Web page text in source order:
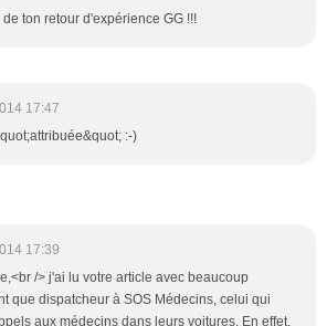
de ton retour d'expérience GG !!!
17:47
:-)
17:39
/> j'ai lu votre article avec beaucoup
que dispatcheur à SOS Médecins, celui qui
aux médecins dans leurs voitures. En effet,